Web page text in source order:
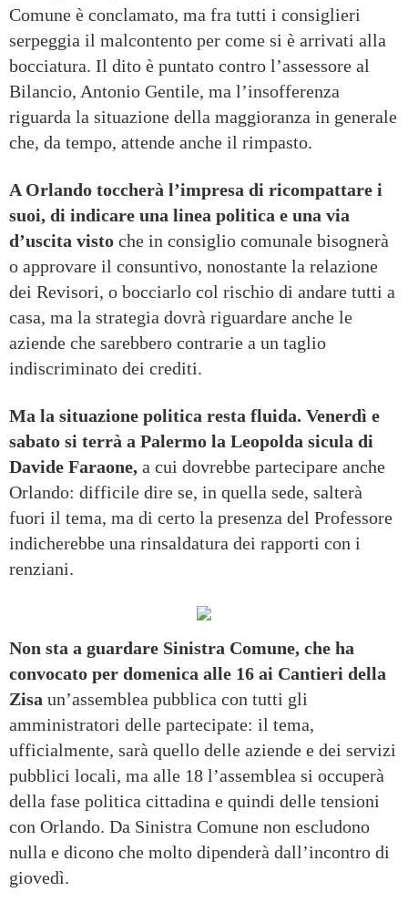
Comune è conclamato, ma fra tutti i consiglieri
serpeggia il malcontento per come si è arrivati alla
bocciatura. Il dito è puntato contro l’assessore al
Bilancio, Antonio Gentile, ma l’insofferenza
riguarda la situazione della maggioranza in generale
che, da tempo, attende anche il rimpasto.
A Orlando toccherà l’impresa di ricompattare i
suoi, di indicare una linea politica e una via
d’uscita visto che in consiglio comunale bisognerà
o approvare il consuntivo, nonostante la relazione
dei Revisori, o bocciarlo col rischio di andare tutti a
casa, ma la strategia dovrà riguardare anche le
aziende che sarebbero contrarie a un taglio
indiscriminato dei crediti.
Ma la situazione politica resta fluida. Venerdì e
sabato si terrà a Palermo la Leopolda sicula di
Davide Faraone, a cui dovrebbe partecipare anche
Orlando: difficile dire se, in quella sede, salterà
fuori il tema, ma di certo la presenza del Professore
indicherebbe una rinsaldatura dei rapporti con i
renziani.
Non sta a guardare Sinistra Comune, che ha
convocato per domenica alle 16 ai Cantieri della
Zisa un’assemblea pubblica con tutti gli
amministratori delle partecipate: il tema,
ufficialmente, sarà quello delle aziende e dei servizi
pubblici locali, ma alle 18 l’assemblea si occuperà
della fase politica cittadina e quindi delle tensioni
con Orlando. Da Sinistra Comune non escludono
nulla e dicono che molto dipenderà dall’incontro di
giovedì.